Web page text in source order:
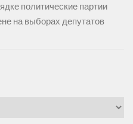
политические партии
на выборах депутатов